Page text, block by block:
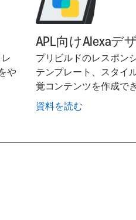
や
APL向けAlexaデ
プリビルドのレスポン
テンプレート、スタイ
覚コンテンツを作成でき
資料を読む